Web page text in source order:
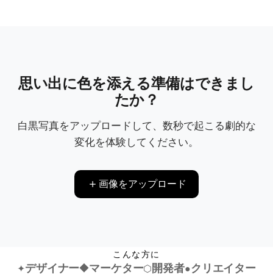
思い出に色を添える準備はできまし
たか？
白黒写真をアップロードして、数秒で起こる劇的な
変化を体験してください。
画像をアップロード
こんな方に
✦デザイナー◆マーケター⬡ 開発者●クリエイター